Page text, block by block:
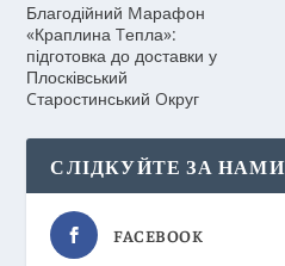
Благодійний Mарафон
«Краплина Tепла»:
підготовка до доставки у
Плосківський
Cтаростинський Oкруг
СЛІДКУЙТЕ ЗА НАМИ
FACEBOOK